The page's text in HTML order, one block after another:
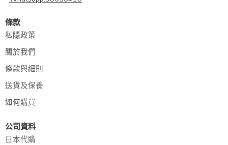
條款
私隱政策
關於我們
條款與細則
送貨及保養
如何購買
公司資料
日本代購